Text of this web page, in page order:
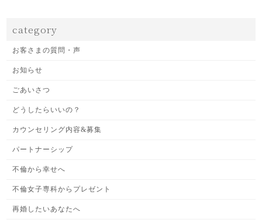
category
お客さまの質問・声
お知らせ
ごあいさつ
どうしたらいいの？
カウンセリング内容&募集
パートナーシップ
不倫から幸せへ
不倫女子専科からプレゼント
再婚したいあなたへ